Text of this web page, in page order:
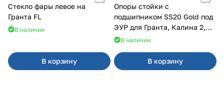
Стекло фары левое на
Гранта FL
В наличии
В корзину
Опоры стойки с
подшипником SS20 Gold под
ЭУР для Гранта, Калина 2,
Datsun
В наличии
В корзину